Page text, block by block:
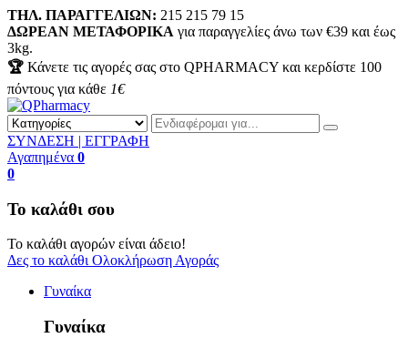
ΤΗΛ. ΠΑΡΑΓΓΕΛΙΩΝ: 215 215 79 15
ΔΩΡΕΑΝ ΜΕΤΑΦΟΡΙΚΑ για παραγγελίες άνω των €39 και έως
3kg.
🏆 Κάνετε τις αγορές σας στο QPHARMACY και κερδίστε 100
πόντους για κάθε 1€
ΣΥΝΔΕΣΗ | ΕΓΓΡΑΦΗ
Αγαπημένα 0
0
Το καλάθι σου
Το καλάθι αγορών είναι άδειο!
Δες το καλάθιΟλοκλήρωση Αγοράς
Γυναίκα
Γυναίκα